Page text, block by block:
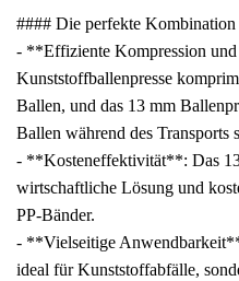
#### Die perfekte Kombination
- **Effiziente Kompression
Kunststoffballenpresse
Ballen, und das 13 mm
Ballen während des Transports
- **Kosteneffektivität**: Das
wirtschaftliche Lösung und
PP-Bänder.
- **Vielseitige
ideal für Kunststoffabfälle,